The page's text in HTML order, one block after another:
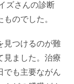
ズさんの診断
のでした。
見つけるのが難
見ました。治療
でも主要ながん